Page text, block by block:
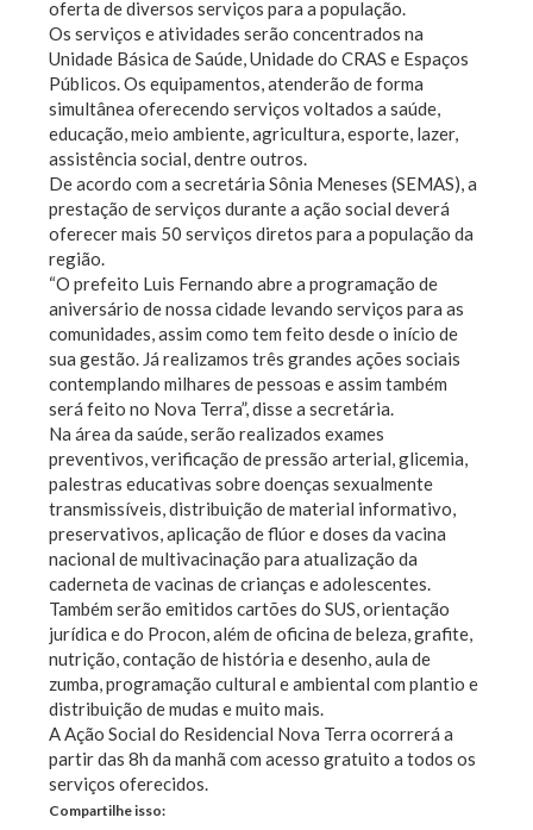
oferta de diversos serviços para a população.
Os serviços e atividades serão concentrados na
Unidade Básica de Saúde, Unidade do CRAS e Espaços
Públicos. Os equipamentos, atenderão de forma
simultânea oferecendo serviços voltados a saúde,
educação, meio ambiente, agricultura, esporte, lazer,
assistência social, dentre outros.
De acordo com a secretária Sônia Meneses (SEMAS), a
prestação de serviços durante a ação social deverá
oferecer mais 50 serviços diretos para a população da
região.
“O prefeito Luis Fernando abre a programação de
aniversário de nossa cidade levando serviços para as
comunidades, assim como tem feito desde o início de
sua gestão. Já realizamos três grandes ações sociais
contemplando milhares de pessoas e assim também
será feito no Nova Terra”, disse a secretária.
Na área da saúde, serão realizados exames
preventivos, verificação de pressão arterial, glicemia,
palestras educativas sobre doenças sexualmente
transmissíveis, distribuição de material informativo,
preservativos, aplicação de flúor e doses da vacina
nacional de multivacinação para atualização da
caderneta de vacinas de crianças e adolescentes.
Também serão emitidos cartões do SUS, orientação
jurídica e do Procon, além de oficina de beleza, grafite,
nutrição, contação de história e desenho, aula de
zumba, programação cultural e ambiental com plantio e
distribuição de mudas e muito mais.
A Ação Social do Residencial Nova Terra ocorrerá a
partir das 8h da manhã com acesso gratuito a todos os
serviços oferecidos.
Compartilhe isso: